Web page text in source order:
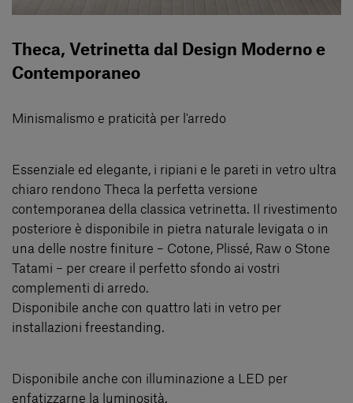
Theca, Vetrinetta dal Design Moderno e
Contemporaneo
Minismalismo e praticità per l'arredo
Essenziale ed elegante, i ripiani e le pareti in vetro ultra
chiaro rendono Theca la perfetta versione
contemporanea della classica vetrinetta. Il rivestimento
posteriore è disponibile in pietra naturale levigata o in
una delle nostre finiture – Cotone, Plissé, Raw o Stone
Tatami – per creare il perfetto sfondo ai vostri
complementi di arredo.
Disponibile anche con quattro lati in vetro per
installazioni freestanding.
Disponibile anche con illuminazione a LED per
enfatizzarne la luminosità.